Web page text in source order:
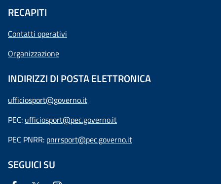
RECAPITI
Contatti operativi
Organizzazione
INDIRIZZI DI POSTA ELETTRONICA
ufficiosport@governo.it
PEC: ufficiosport@pec.governo.it
PEC PNRR: pnrrsport@pec.governo.it
SEGUICI SU